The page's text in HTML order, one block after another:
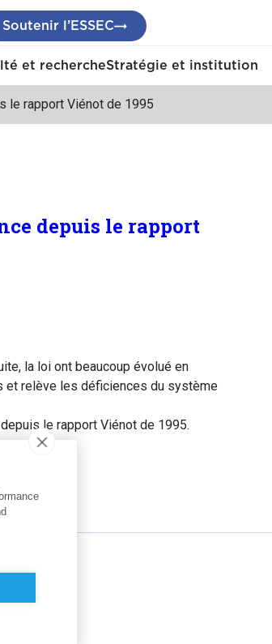
Soutenir l’ESSEC
et rechercheStratégie et institution
le rapport Viénot de 1995
depuis le rapport
la loi ont beaucoup évolué en
et relève les déficiences du système
depuis le rapport Viénot de 1995.